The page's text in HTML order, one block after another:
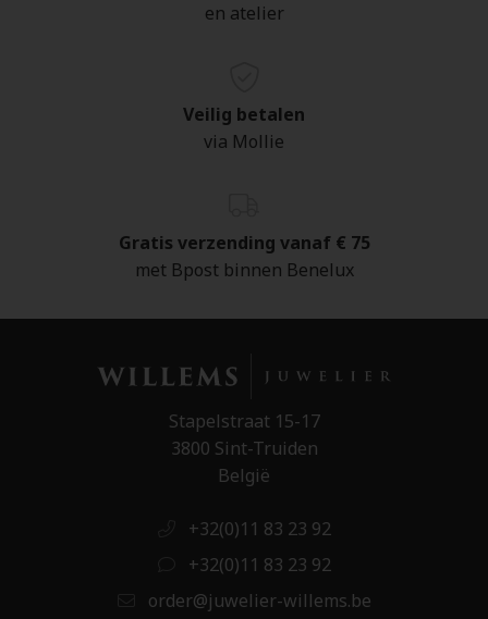
en atelier
Veilig betalen
via Mollie
Gratis verzending vanaf € 75
met Bpost binnen Benelux
Stapelstraat 15-17
3800 Sint-Truiden
België
+32(0)11 83 23 92
+32(0)11 83 23 92
order@juwelier-willems.be